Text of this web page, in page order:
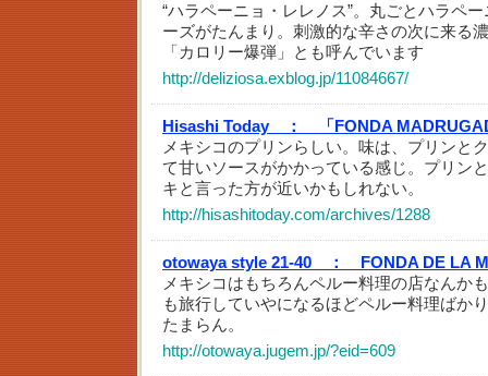
“ハラペーニョ・レレノス”。丸ごとハラペ
ーズがたんまり。刺激的な辛さの次に来る
「カロリー爆弾」とも呼んでいます
http://deliziosa.exblog.jp/11084667/
Hisashi Today ：
「FONDA
メキシコのプリンらしい。味は、プリンと
て甘いソースがかかっている感じ。プリン
キと言った方が近いかもしれない。
http://hisashitoday.com/archives/1288
otowaya style 21-40 ：
FONDA DE LA
メキシコはもちろんペルー料理の店なんか
も旅行していやになるほどペルー料理ばか
たまらん。
http://otowaya.jugem.jp/?eid=609